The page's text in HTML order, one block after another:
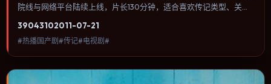
院线与网络平台陆续上线，片长130分钟，适合喜欢传记类型、关注
节奏与视听语言统一，可作为休闲观影或类型片补片的选择。
39043102011-07-21
#热播国产剧#传记#电视剧#